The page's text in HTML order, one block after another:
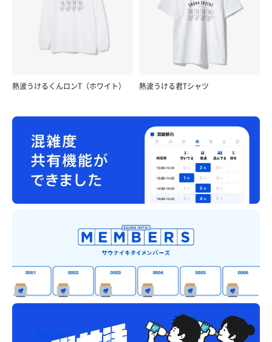
熱波うけるくんロンT（ホワイト） 熱波うける君Tシャツ